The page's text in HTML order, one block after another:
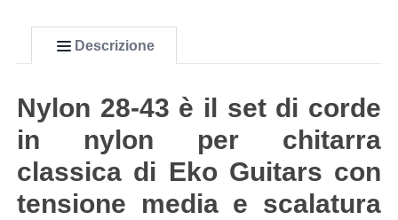
Descrizione
Nylon 28-43 è il set di corde
in nylon per chitarra
classica di Eko Guitars con
tensione media e scalatura